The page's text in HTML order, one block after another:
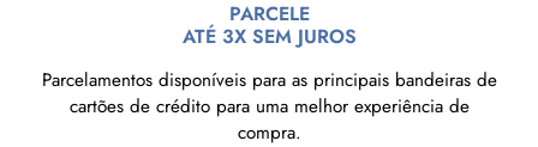
PARCELE
ATÉ 3X SEM JUROS
Parcelamentos disponíveis para as principais bandeiras de
cartões de crédito para uma melhor experiência de
compra.